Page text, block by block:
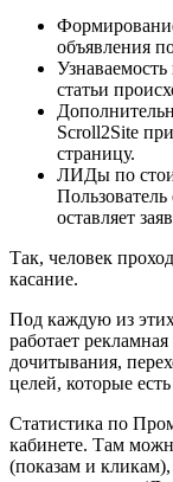
объявления
статьи
Scroll2Site
страницу.
ЛИДы по
оставляет
Так, человек
касание.
Под каждую из этих
работает
дочитывания,
целей, которые
Статистика по
кабинете. Там
(показам и кликам),